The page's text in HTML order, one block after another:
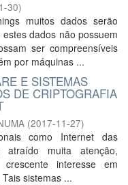
30)
muitos dados serão
dados não possuem
ser compreensíveis
por máquinas ...
E SISTEMAS
DE CRIPTOGRAFIA
(2017-11-27)
como Internet das
muita atenção,
interesse em
sistemas ...